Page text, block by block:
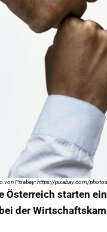
von Pixabay: https://pixabay.com/
Österreich starten
der